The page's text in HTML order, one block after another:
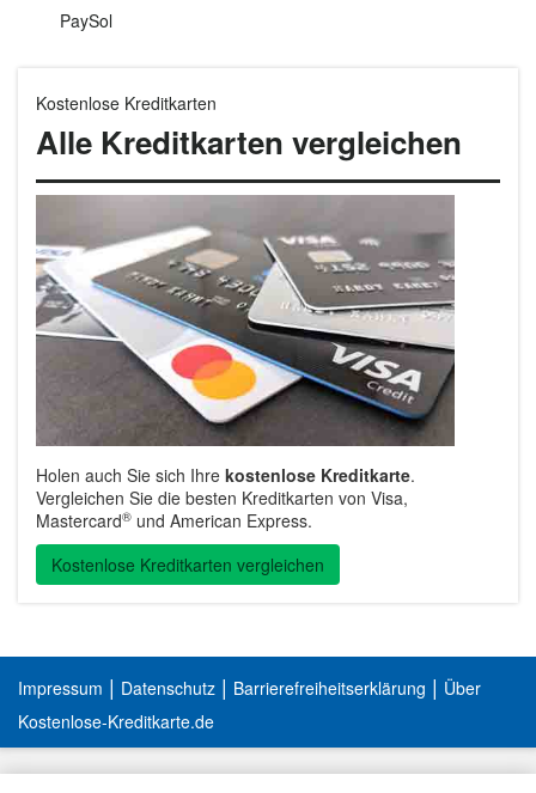
PaySol
Kostenlose Kreditkarten
Alle Kreditkarten vergleichen
Holen auch Sie sich Ihre kostenlose Kreditkarte.
Vergleichen Sie die besten Kreditkarten von Visa,
Mastercard® und American Express.
Kostenlose Kreditkarten vergleichen
Impressum | Datenschutz | Barrierefreiheitserklärung | Über
Kostenlose-Kreditkarte.de